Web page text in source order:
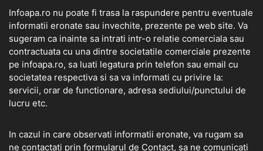
Infoapa.ro nu poate fi trasa la raspundere pentru eventuale
informatii eronate sau invechite, prezente pe web site. Va
sugeram ca inainte sa intrati intr-o relatie comerciala sau
contractuata cu una dintre societatile comerciale prezente
pe infoapa.ro, sa luati legatura prin telefon sau email cu
societatea respectiva si sa va informati cu privire la:
servicii, orar de functionare, adresa sediului/punctului de
lucru etc.
In cazul in care observati informatii eronate, va rugam sa
ne contactati prin formularul de Contact, sa ne comunicati